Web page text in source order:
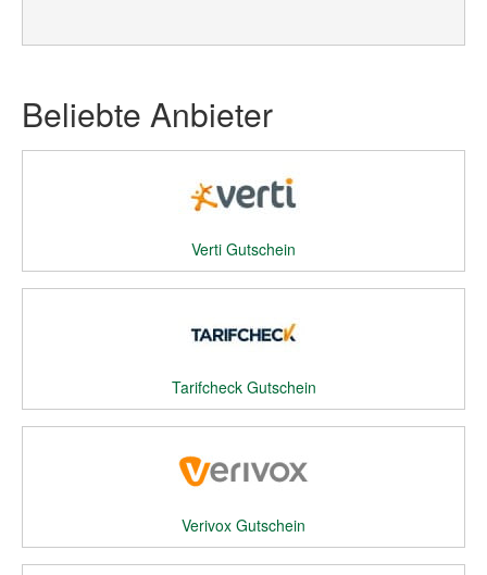
Beliebte Anbieter
Verti Gutschein
Tarifcheck Gutschein
Verivox Gutschein